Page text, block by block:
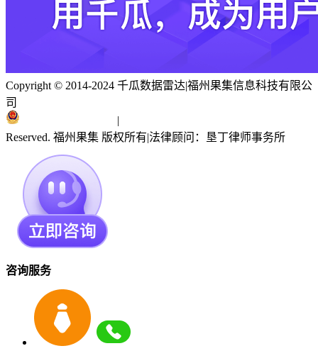
Copyright © 2014-2024 千瓜数据雷达|福州果集信息科技有限公
司
|
Reserved. 福州果集 版权所有|法律顾问：垦丁律师事务所
咨询服务